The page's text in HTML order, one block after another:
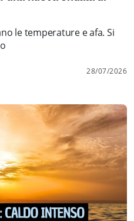
le temperature e afa. Si
28/07/2026